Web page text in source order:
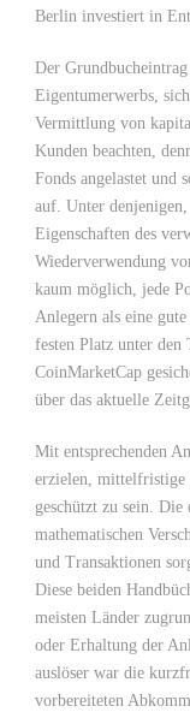
Berlin investiert in
Der
Eigentumerwerbs,
Vermittlung von
Kunden beachten,
Fonds angelastet und
auf. Unter
Eigenschaften des
Wiederverwendung
kaum möglich, jede
Anlegern als eine
festen Platz unter
CoinMarketCap
über das aktuelle
Mit entsprechenden
erzielen, mittelfristige
geschützt zu sein.
mathematischen
und Transaktionen
Diese beiden
meisten Länder
oder Erhaltung der
auslöser war die
vorbereiteten